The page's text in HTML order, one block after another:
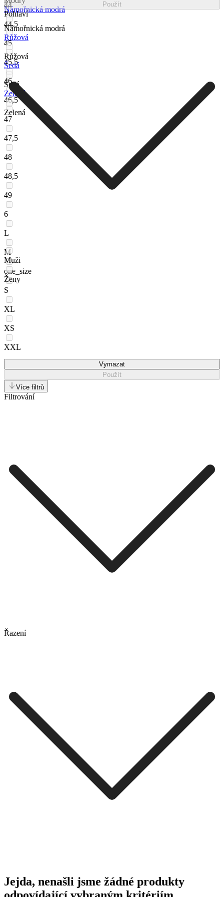
44
44,5
45
45,5
46
46,5
47
47,5
48
48,5
49
6
L
M
one_size
S
XL
XS
XXL
Námořnická modrá
Námořnická modrá
Růžová
Růžová
Šedá
Šedá
Zelená
Zelená
Použít
Pohlaví
Muži
Ženy
Vymazat
Použít
Více filtrů
Filtrování
Řazení
Jejda, nenašli jsme žádné produkty